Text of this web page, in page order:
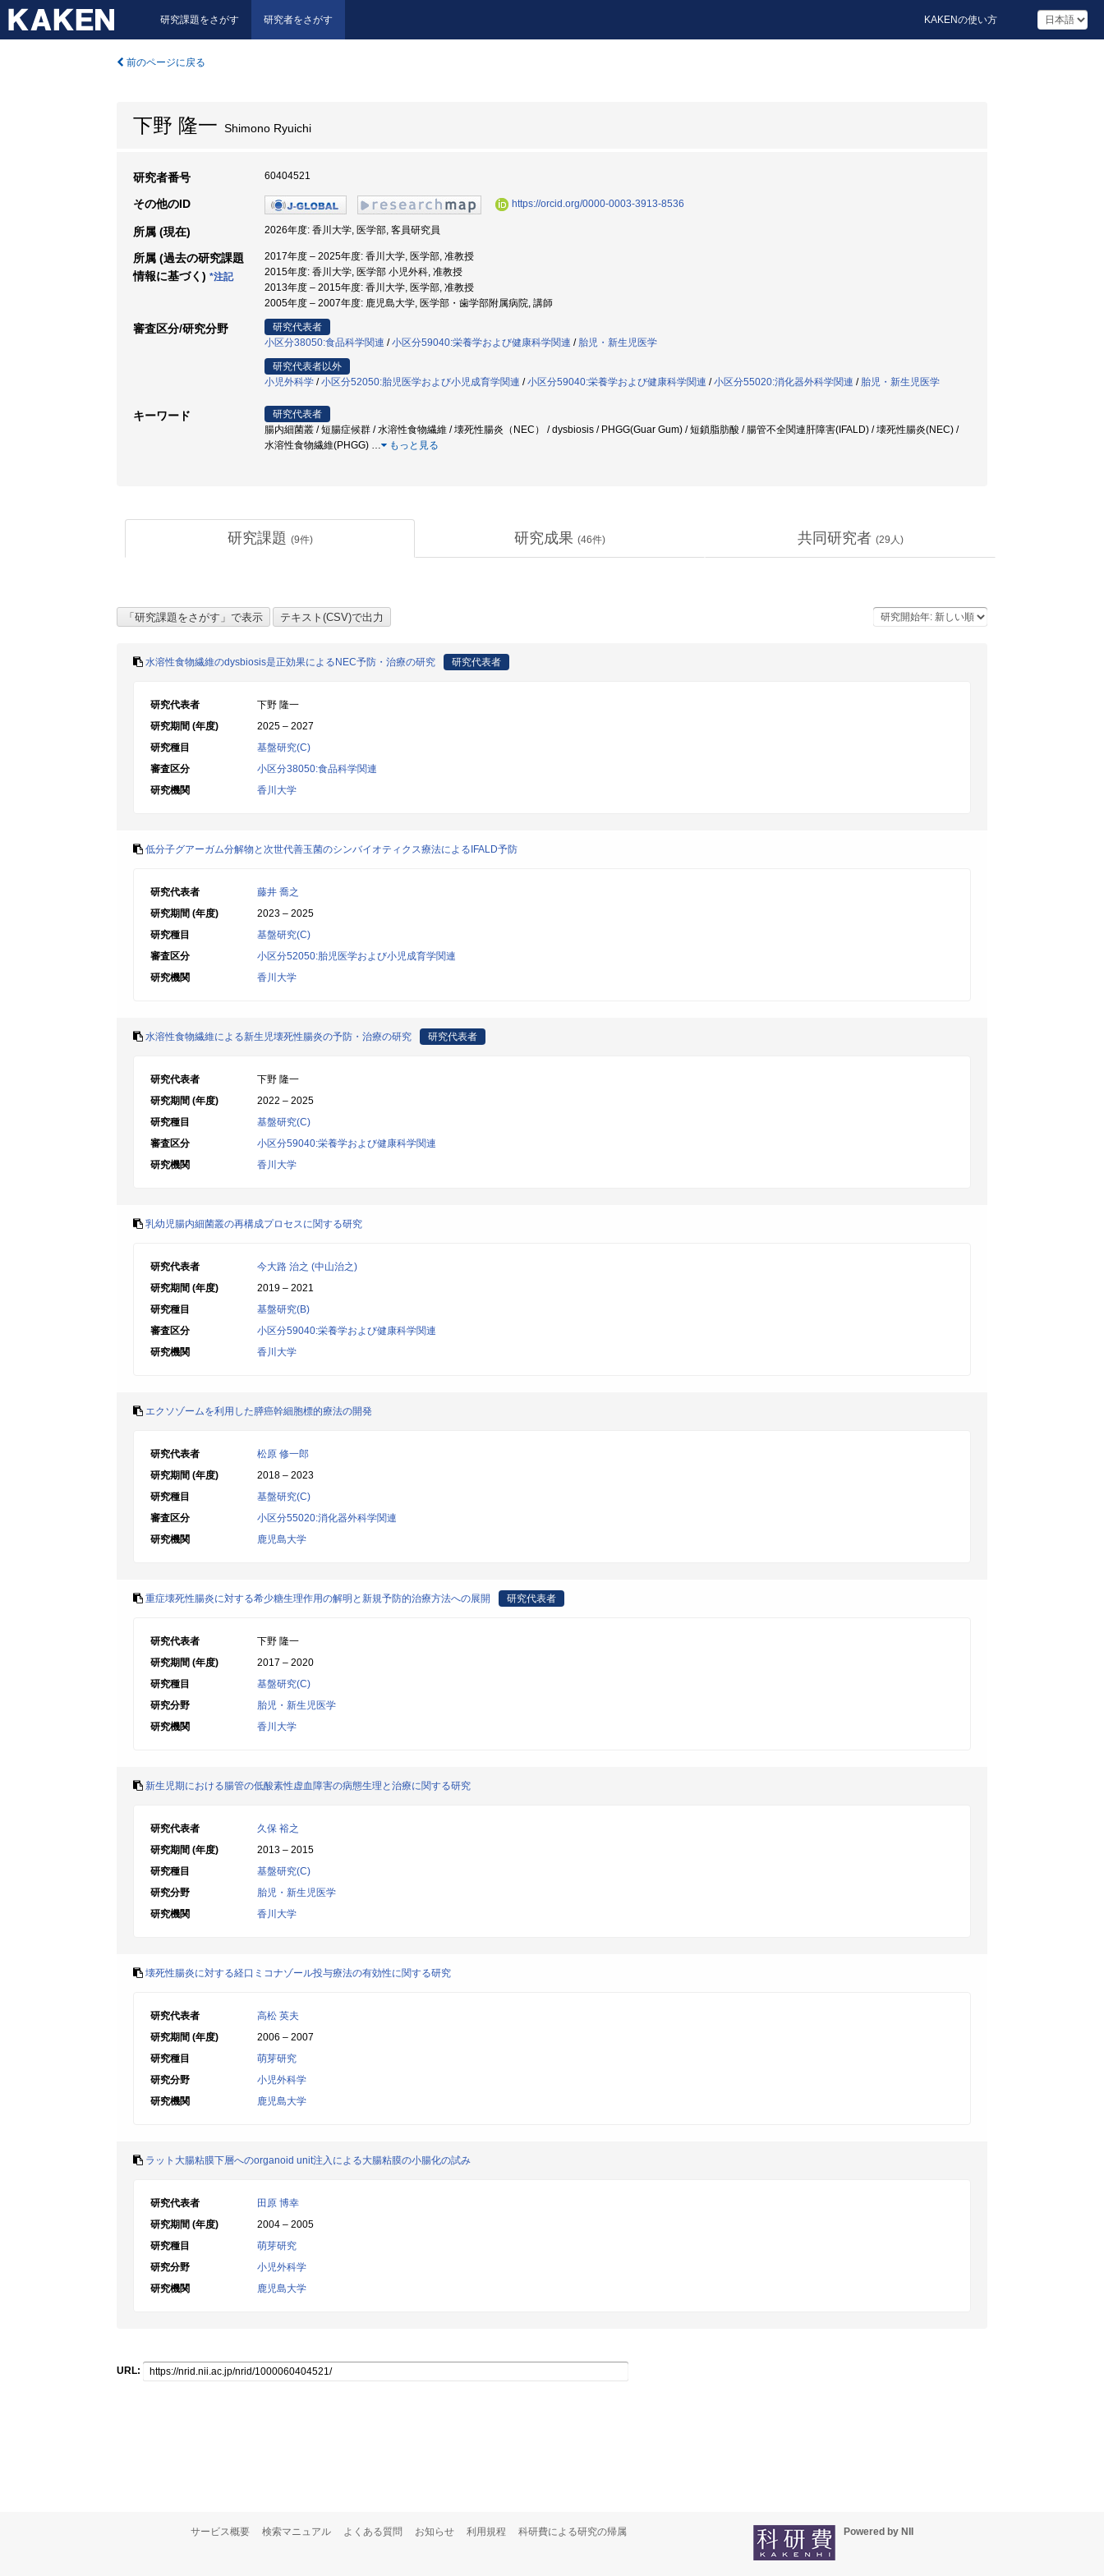
研究課題をさがす 研究者をさがす KAKENの使い方
前のページに戻る
下野 隆一 Shimono Ryuichi
研究者番号 60404521
その他のID https://orcid.org/0000-0003-3913-8536
所属 (現在) 2026年度: 香川大学, 医学部, 客員研究員
所属 (過去の研究課題
情報に基づく) *注記
2017年度 – 2025年度: 香川大学, 医学部, 准教授
2015年度: 香川大学, 医学部 小児外科, 准教授
2013年度 – 2015年度: 香川大学, 医学部, 准教授
2005年度 – 2007年度: 鹿児島大学, 医学部・歯学部附属病院, 講師
審査区分/研究分野
研究代表者
小区分38050:食品科学関連 /小区分59040:栄養学および健康科学関連 / 胎児・新生児医学
研究代表者以外
小児外科学 /小区分52050:胎児医学および小児成育学関連 /小区分59040:栄養学および健康科学関連 /小区分55020:消化器外科学関連 / 胎児・新生児医学
キーワード
研究代表者
腸内細菌叢 / 短腸症候群 / 水溶性食物繊維 / 壊死性腸炎（NEC） / dysbiosis / PHGG(Guar Gum) / 短鎖脂肪酸 / 腸管不全関連肝障害(IFALD) / 壊死性腸炎(NEC) /
水溶性食物繊維(PHGG) … もっと見る
研究課題 (9件) 研究成果 (46件) 共同研究者 (29 人)
水溶性食物繊維のdysbiosis是正効果によるNEC予防・治療の研究 研究代表者
研究代表者
下野 隆一
研究期間 (年度)
2025 – 2027
研究種目
基盤研究(C)
審査区分
小区分38050:食品科学関連
研究機関
香川大学
低分子グアーガム分解物と次世代善玉菌のシンバイオティクス療法によるIFALD予防
研究代表者
藤井 喬之
研究期間 (年度)
2023 – 2025
研究種目
基盤研究(C)
審査区分
小区分52050:胎児医学および小児成育学関連
研究機関
香川大学
水溶性食物繊維による新生児壊死性腸炎の予防・治療の研究 研究代表者
研究代表者
下野 隆一
研究期間 (年度)
2022 – 2025
研究種目
基盤研究(C)
審査区分
小区分59040:栄養学および健康科学関連
研究機関
香川大学
乳幼児腸内細菌叢の再構成プロセスに関する研究
研究代表者
今大路 治之 (中山治之)
研究期間 (年度)
2019 – 2021
研究種目
基盤研究(B)
審査区分
小区分59040:栄養学および健康科学関連
研究機関
香川大学
エクソゾームを利用した膵癌幹細胞標的療法の開発
研究代表者
松原 修一郎
研究期間 (年度)
2018 – 2023
研究種目
基盤研究(C)
審査区分
小区分55020:消化器外科学関連
研究機関
鹿児島大学
重症壊死性腸炎に対する希少糖生理作用の解明と新規予防的治療方法への展開 研究代表者
研究代表者
下野 隆一
研究期間 (年度)
2017 – 2020
研究種目
基盤研究(C)
研究分野
胎児・新生児医学
研究機関
香川大学
新生児期における腸管の低酸素性虚血障害の病態生理と治療に関する研究
研究代表者
久保 裕之
研究期間 (年度)
2013 – 2015
研究種目
基盤研究(C)
研究分野
胎児・新生児医学
研究機関
香川大学
壊死性腸炎に対する経口ミコナゾール投与療法の有効性に関する研究
研究代表者
高松 英夫
研究期間 (年度)
2006 – 2007
研究種目
萌芽研究
研究分野
小児外科学
研究機関
鹿児島大学
ラット大腸粘膜下層へのorganoid unit注入による大腸粘膜の小腸化の試み
研究代表者
田原 博幸
研究期間 (年度)
2004 – 2005
研究種目
萌芽研究
研究分野
小児外科学
研究機関
鹿児島大学
URL:
サービス概要 検索マニュアル よくある質問 お知らせ 利用規程 科研費による研究の帰属 Powered by NII